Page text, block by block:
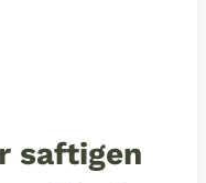
saftigen